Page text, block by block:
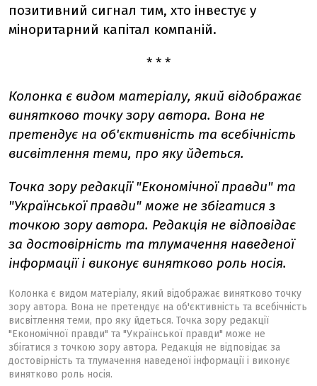
позитивний сигнал тим, хто інвестує у
міноритарний капітал компаній.
* * *
Колонка є видом матеріалу, який відображає
винятково точку зору автора. Вона не
претендує на об'єктивність та всебічність
висвітлення теми, про яку йдеться.
Точка зору редакції "Економічної правди" та
"Української правди" може не збігатися з
точкою зору автора. Редакція не відповідає
за достовірність та тлумачення наведеної
інформації і виконує винятково роль носія.
Колонка є видом матеріалу, який відображає винятково точку
зору автора. Вона не претендує на об'єктивність та всебічність
висвітлення теми, про яку йдеться. Точка зору редакції
"Економічної правди" та "Української правди" може не
збігатися з точкою зору автора. Редакція не відповідає за
достовірність та тлумачення наведеної інформації і виконує
винятково роль носія.